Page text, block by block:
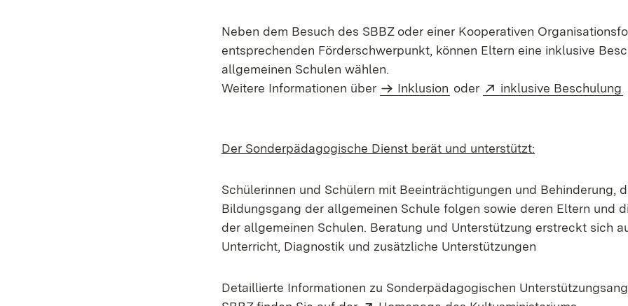
Neben dem Besuch des SBBZ oder einer Kooperativen
entsprechenden Förderschwerpunkt, können Eltern eine inklusive
allgemeinen Schulen wählen.
Weitere Informationen über
Inklusion oder Extern:
inklusive Beschulung
Der Sonderpädagogische Dienst berät und unterstützt:
Schülerinnen und Schülern mit Beeinträchtigungen und Behinderung,
Bildungsgang der allgemeinen Schule folgen sowie deren Eltern und
der allgemeinen Schulen. Beratung und Unterstützung erstreckt sich
Unterricht, Diagnostik und zusätzliche Unterstützungen
Detaillierte Informationen zu Sonderpädagogischen